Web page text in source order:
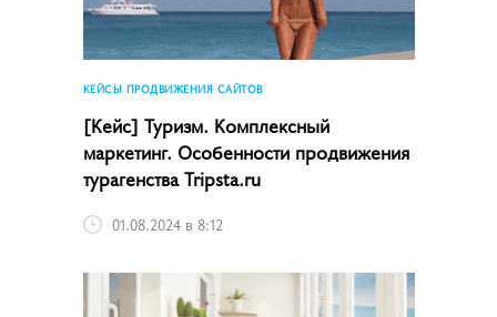
КЕЙСЫ ПРОДВИЖЕНИЯ САЙТОВ
[Кейс] Туризм. Комплексный
маркетинг. Особенности продвижения
турагенства Tripsta.ru
01.08.2024 в 8:12